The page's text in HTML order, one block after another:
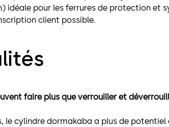
idéale pour les ferrures de protection et
client possible.
faire plus que verrouiller et
le cylindre dormakaba a plus de potentiel